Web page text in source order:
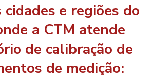
cidades e regiões do
a CTM atende
de calibração de
de medição: